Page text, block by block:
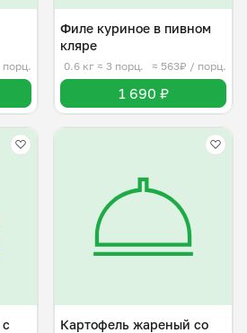
Филе куриное в пивном
кляре
0.6 кг ≈ 3 порц. ≈ 563₽ / порц.
1 690 ₽
Картофель жареный со